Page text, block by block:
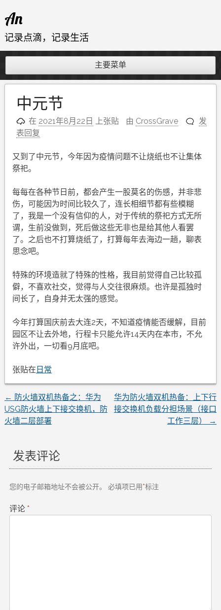
至
内
An
记录点滴，记录生活
主要菜单
中元节
在 2021年8月22日 上张贴 由 CrossGrave
发
表回复
又到了中元节，今年因为疫情问题不让烧纸也不让集体
祭祀。
每每在各种节日前，都会产生一股莫名的伤感，并非悲
伤，可能因为时间比较久了，连长相细节都有些模糊
了，我是一个没有信仰的人，对于传统的祭祀方式无所
谓，生前没做到，死后做这些无非也是给其他人看罢
了。之后也不打算烧纸了，打算每年去海边一趟，聊表
思念吧。
特殊的环境造就了特殊的性格，我目前觉得自己比较孤
僻，不喜欢社交，觉得与人交往很麻烦。也许是孤独时
间长了，自身并无太强的感觉。
今年打算国庆前去大连2天，不知道疫情能否缓解，目前
园区不让去外地，行程卡只能允许14天内在本市，不允
许外出，一切看9月底吧。
张贴在 日常
文
章
导
航
← 防火墙双机热备之：华为
USG防火墙上下接交换机，防
火墙二层部署
华为防火墙双机热备：上下行
接交换机负载分担场景（接口
工作三层）
→
发表评论
您的电子邮箱地址不会被公开。 必填项已用*标注
评论 *